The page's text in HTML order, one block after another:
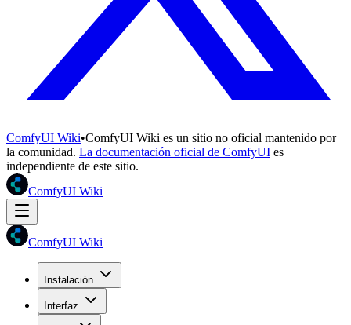
ComfyUI Wiki•ComfyUI Wiki es un sitio no oficial mantenido por
la comunidad. La documentación oficial de ComfyUI es
independiente de este sitio.
ComfyUI Wiki
ComfyUI Wiki
Instalación
Interfaz